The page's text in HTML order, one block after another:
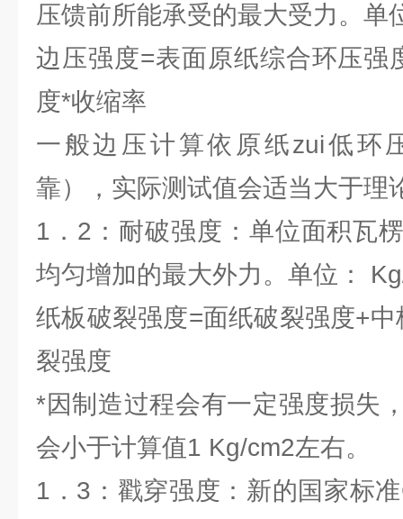
压馈前所能承受的最大受力。单
边压强度=表面原纸综合环压强
度*收缩率
一般边压计算依原纸zui低环
靠），实际测试值会适当大于理
1．2：耐破强度：单位面积瓦
均匀增加的最大外力。单位：
纸板破裂强度=面纸破裂强度+
裂强度
*因制造过程会有一定强度损失
会小于计算值1 Kg/cm2左右。
1．3：戳穿强度：新的国家标